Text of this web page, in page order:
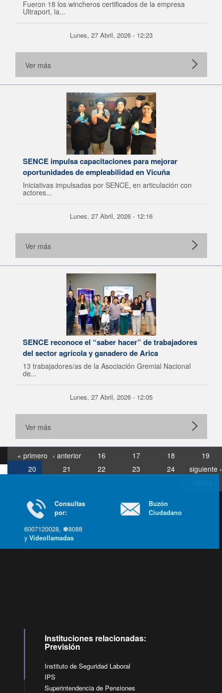
Fueron 18 los wincheros certificados de la empresa
Ultraport, la...
Lunes, 27 Abril, 2026 - 12:23
Ver más
SENCE impulsa capacitaciones para mejorar
oportunidades de empleabilidad en Vicuña
Iniciativas impulsadas por SENCE, en articulación con
actores...
Lunes, 27 Abril, 2026 - 12:16
Ver más
SENCE reconoce el “saber hacer” de trabajadores
del sector agrícola y ganadero de Arica
13 trabajadores/as de la Asociación Gremial Nacional
de...
Lunes, 27 Abril, 2026 - 12:05
Ver más
« primero ‹ anterior 16 17 18
19
20
21 22 23 24
siguiente ›
Consultas
por:
6007120028, ✽8088
yVideollamadas
Buzón
Ciudadano
Instituciones relacionadas:
Previsión
Instituto de Seguridad Laboral
IPS
Superintendencia de Pensiones